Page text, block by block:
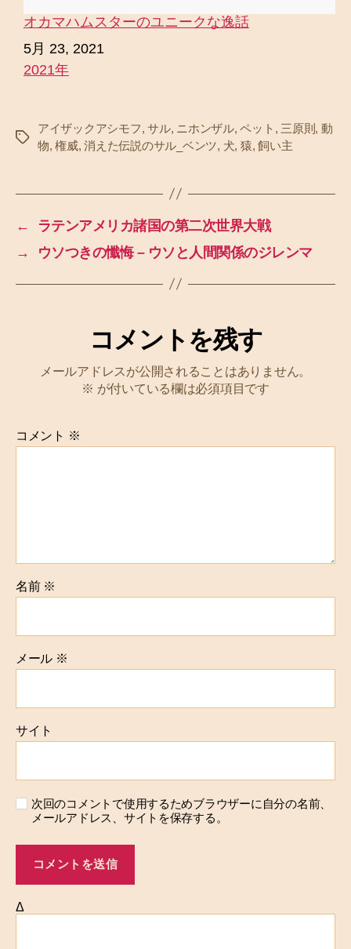
オカマハムスターのユニークな逸話
日付
5月 23, 2021
関連理由
2021年
タ
アイザックアシモフ,サル, ニホンザル,ペット , 三原則 , 動
物,権威,消えた伝説のサル_ベンツ, 犬, 猿,飼い主
←
ラテンアメリカ諸国の第二次世界大戦
→
ウソつきの懺悔 – ウソと人間関係のジレンマ
コメントを残す
メールアドレスが公開されることはありません。
※ が付いている欄は必須項目です
コメント ※
名前 ※
メール ※
サイト
次回のコメントで使用するためブラウザーに自分の名前、
メールアドレス、サイトを保存する。
Δ